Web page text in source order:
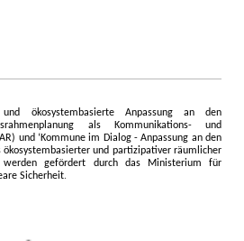
ökosystembasierte Anpassung an den
als Kommunikations- und
und ‘Kommune im Dialog - Anpassung an den
und partizipativer räumlicher
werden gefördert durch das Ministerium für
Sicherheit.